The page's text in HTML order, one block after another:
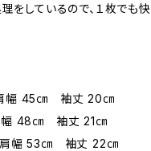
をしているので、１枚でも快
幅 45㎝ 袖丈 20㎝
48㎝ 袖丈 21㎝
幅 53㎝ 袖丈 22㎝